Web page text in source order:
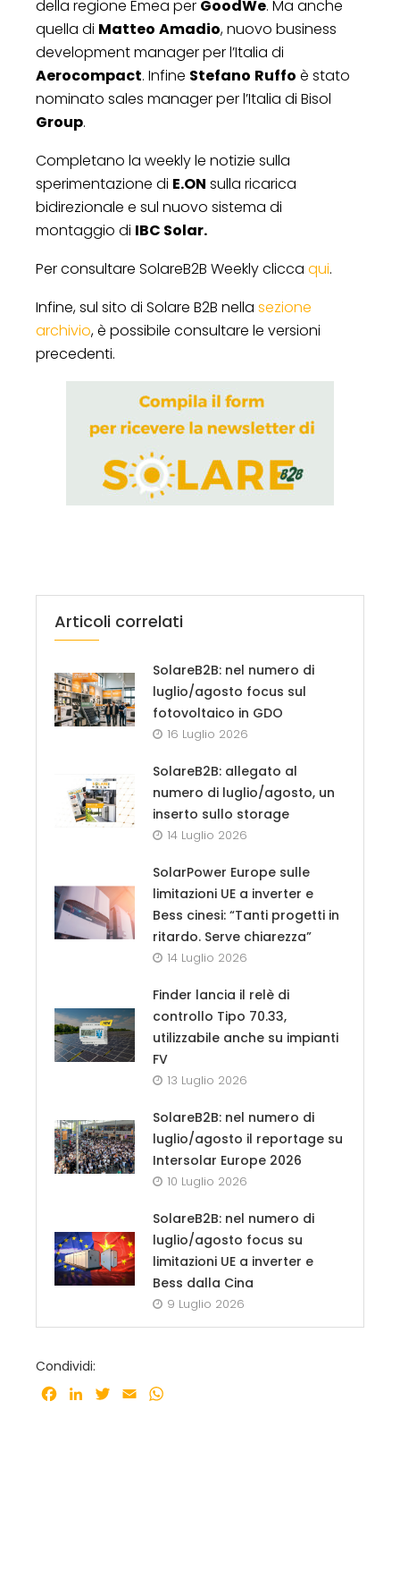
della regione Emea per GoodWe. Ma anche
quella di Matteo Amadio, nuovo business
development manager per l’Italia di
Aerocompact. Infine Stefano Ruffo è stato
nominato sales manager per l’Italia di Bisol
Group.
Completano la weekly le notizie sulla
sperimentazione di E.ON sulla ricarica
bidirezionale e sul nuovo sistema di
montaggio di IBC Solar.
Per consultare SolareB2B Weekly clicca qui.
Infine, sul sito di Solare B2B nella sezione
archivio, è possibile consultare le versioni
precedenti.
Articoli correlati
SolareB2B: nel numero di
luglio/agosto focus sul
fotovoltaico in GDO
16 Luglio 2026
SolareB2B: allegato al
numero di luglio/agosto, un
inserto sullo storage
14 Luglio 2026
SolarPower Europe sulle
limitazioni UE a inverter e
Bess cinesi: “Tanti progetti in
ritardo. Serve chiarezza”
14 Luglio 2026
Finder lancia il relè di
controllo Tipo 70.33,
utilizzabile anche su impianti
FV
13 Luglio 2026
SolareB2B: nel numero di
luglio/agosto il reportage su
Intersolar Europe 2026
10 Luglio 2026
SolareB2B: nel numero di
luglio/agosto focus su
limitazioni UE a inverter e
Bess dalla Cina
9 Luglio 2026
Condividi:
Facebook
LinkedInTwitter
Email